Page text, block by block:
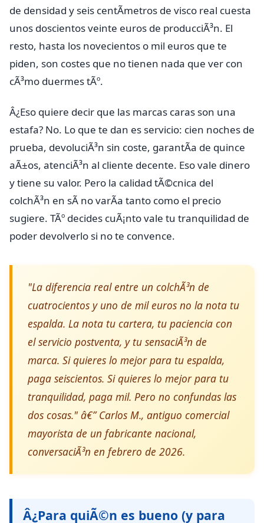
de densidad y seis centÃ­metros de visco real cuesta
unos doscientos veinte euros de producciÃ³n. El
resto, hasta los novecientos o mil euros que te
piden, son costes que no tienen nada que ver con
cÃ³mo duermes tÃº.
Â¿Eso quiere decir que las marcas caras son una
estafa? No. Lo que te dan es servicio: cien noches de
prueba, devoluciÃ³n sin coste, garantÃ­a de quince
aÃ±os, atenciÃ³n al cliente decente. Eso vale dinero
y tiene su valor. Pero la calidad tÃ©cnica del
colchÃ³n en sÃ­ no varÃ­a tanto como el precio
sugiere. TÃº decides cuÃ¡nto vale tu tranquilidad de
poder devolverlo si no te convence.
"La diferencia real entre un colchÃ³n de
cuatrocientos y uno de mil euros no la nota tu
espalda. La nota tu cartera, tu paciencia con
el servicio postventa, y tu sensaciÃ³n de
marca. Si quieres lo mejor para tu espalda,
paga seiscientos. Si quieres lo mejor para tu
tranquilidad, paga mil. Pero no confundas las
dos cosas." â€” Carlos M., antiguo comercial
mayorista de un fabricante nacional,
conversaciÃ³n en febrero de 2026.
Â¿Para quiÃ©n es bueno (y para